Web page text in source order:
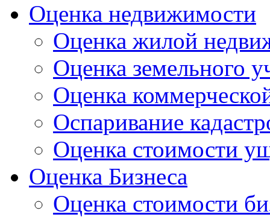
Оценка недвижимости
Оценка жилой
Оценка земельного
Оценка
Оспаривание
Оценка стоимости
Оценка Бизнеса
Оценка стоимости